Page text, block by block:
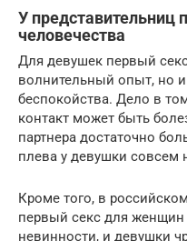
У представительниц
человечества
Для девушек первый
волнительный опыт, но
беспокойства. Дело в
контакт может быть
партнера достаточно
плева у девушки совсем
Кроме того, в
первый секс для
невинности, и девушки